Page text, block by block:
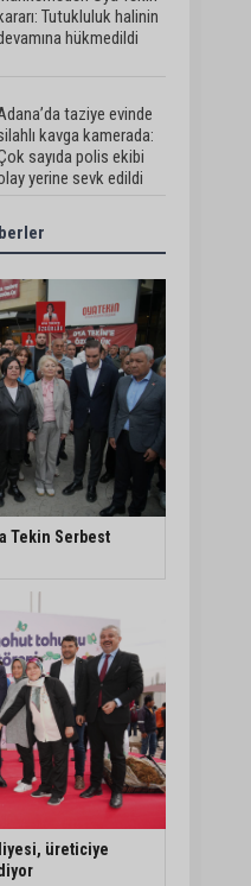
Tutukluluk halinin
hükmedildi
taziye evinde
kavga kamerada:
sayıda polis ekibi
yerine sevk edildi
parktaki OED
çalan şüpheli
fırın ve
hijyen
gerçekleştirildi
Eski polis memuru Ergün
öldürüldüğü
kavganın
ortaya çıktı
hijyen ve
etiket kontrolü
Özkan: "Yüreğir
Başkan Vekilliği
seçimine ilişkin hukuki
süreç başlatıldı"
Tekin Serbest
üreticiye